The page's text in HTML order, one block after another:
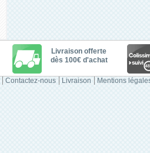
Livraison offerte
dès 100€ d'achat
Contactez-nous Livraison Mentions